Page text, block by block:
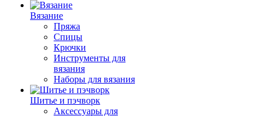
Вязание
Пряжа
Спицы
Крючки
Инструменты для
вязания
Наборы для вязания
Шитье и пэчворк
Аксессуары для